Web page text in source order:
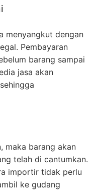
menyangkut dengan
Pembayaran
barang sampai
jasa akan
maka barang akan
telah di cantumkan.
importir tidak perlu
ke gudang